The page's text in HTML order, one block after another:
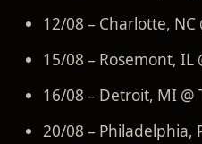
12/08 – Charlotte,
15/08 – Rosemont, IL
16/08 – Detroit, MI
20/08 – Philadelphia,